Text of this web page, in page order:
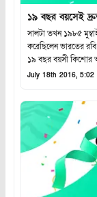
১৯ বছর বয়সেই
সালটা তখন ১৯৮৫
করেছিলেন ভারতের রবি
১৯ বছর বয়সী কিশোর
July 18th 2016, 5:02